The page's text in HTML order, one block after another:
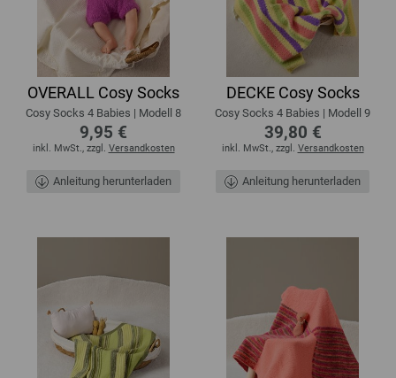
OVERALL Cosy Socks
Cosy Socks 4 Babies | Modell 8
9,95 €
inkl. MwSt., zzgl. Versandkosten
Anleitung herunterladen
DECKE Cosy Socks
Cosy Socks 4 Babies | Modell 9
39,80 €
inkl. MwSt., zzgl. Versandkosten
Anleitung herunterladen